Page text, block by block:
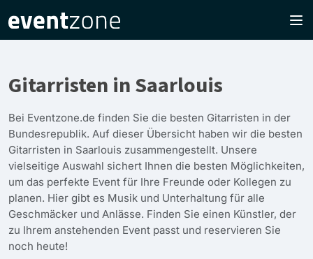
Gitarristen in Saarlouis
Bei Eventzone.de finden Sie die besten Gitarristen in der
Bundesrepublik. Auf dieser Übersicht haben wir die besten
Gitarristen in Saarlouis zusammengestellt. Unsere
vielseitige Auswahl sichert Ihnen die besten Möglichkeiten,
um das perfekte Event für Ihre Freunde oder Kollegen zu
planen. Hier gibt es Musik und Unterhaltung für alle
Geschmäcker und Anlässe. Finden Sie einen Künstler, der
zu Ihrem anstehenden Event passt und reservieren Sie
noch heute!